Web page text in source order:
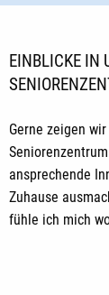
EINBLICKE IN
Gerne zeigen
ansprechende
Zuhause
fühle ich mich